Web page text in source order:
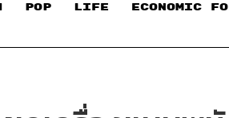
POP LIFE ECONOMIC